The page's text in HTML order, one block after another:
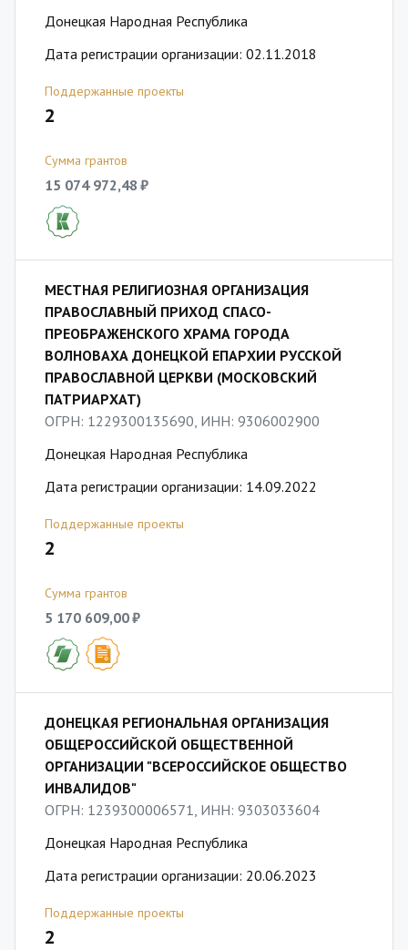
Донецкая Народная Республика
Дата регистрации организации: 02.11.2018
Поддержанные проекты
2
Сумма грантов
15 074 972,48 ₽
МЕСТНАЯ РЕЛИГИОЗНАЯ ОРГАНИЗАЦИЯ
ПРАВОСЛАВНЫЙ ПРИХОД СПАСО-
ПРЕОБРАЖЕНСКОГО ХРАМА ГОРОДА
ВОЛНОВАХА ДОНЕЦКОЙ ЕПАРХИИ РУССКОЙ
ПРАВОСЛАВНОЙ ЦЕРКВИ (МОСКОВСКИЙ
ПАТРИАРХАТ)
ОГРН: 1229300135690, ИНН: 9306002900
Донецкая Народная Республика
Дата регистрации организации: 14.09.2022
Поддержанные проекты
2
Сумма грантов
5 170 609,00 ₽
ДОНЕЦКАЯ РЕГИОНАЛЬНАЯ ОРГАНИЗАЦИЯ
ОБЩЕРОССИЙСКОЙ ОБЩЕСТВЕННОЙ
ОРГАНИЗАЦИИ "ВСЕРОССИЙСКОЕ ОБЩЕСТВО
ИНВАЛИДОВ"
ОГРН: 1239300006571, ИНН: 9303033604
Донецкая Народная Республика
Дата регистрации организации: 20.06.2023
Поддержанные проекты
2